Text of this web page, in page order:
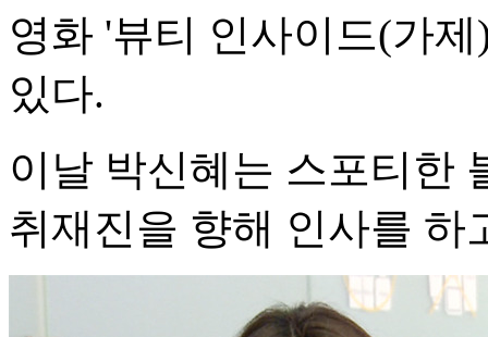
영화 '뷰티 인사이드(가
있다.
이날 박신혜는 스포티한
취재진을 향해 인사를 하